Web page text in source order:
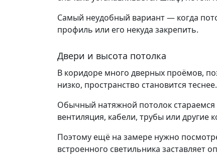
Самый неудобный вариант — когда
профиль или его некуда закрепить.
Двери и высота потолка
В коридоре много дверных проёмов,
низко, пространство становится теснее.
Обычный натяжной потолок стараемся
вентиляция, кабели, трубы или другие
Поэтому ещё на замере нужно
встроенного светильника заставляет